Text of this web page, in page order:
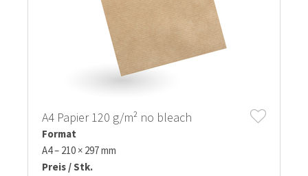
A4 Papier 120 g/m² no bleach
Format
A4 – 210 × 297 mm
Preis / Stk.